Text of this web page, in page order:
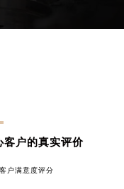
客户的真实评价
户满意度评分